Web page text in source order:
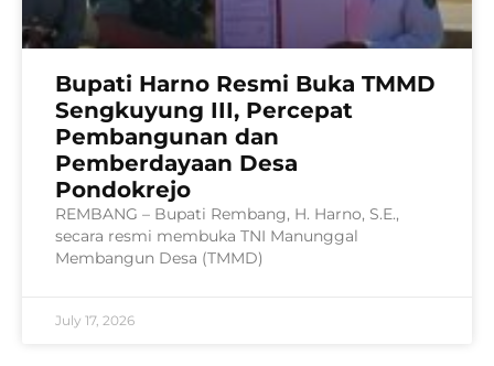
Bupati Harno Resmi Buka TMMD
Sengkuyung III, Percepat
Pembangunan dan
Pemberdayaan Desa
Pondokrejo
REMBANG – Bupati Rembang, H. Harno, S.E.,
secara resmi membuka TNI Manunggal
Membangun Desa (TMMD)
July 17, 2026